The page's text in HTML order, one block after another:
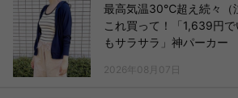
最高気温30℃超え続々（
これ買って！「1,639円
もサラサラ」神パーカー
2026年08月07日